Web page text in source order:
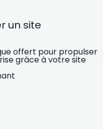
un site
offert pour propulser
grâce à votre site